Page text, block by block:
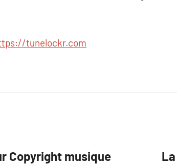
tunelockr.com
Copyright musique